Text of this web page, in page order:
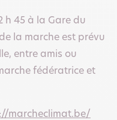
h 45 à la Gare du
la marche est prévu
entre amis ou
fédératrice et
marcheclimat.be/